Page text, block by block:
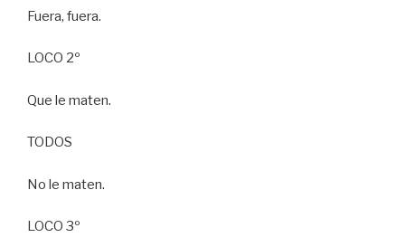
Fuera, fuera.
LOCO 2º
Que le maten.
TODOS
No le maten.
LOCO 3º